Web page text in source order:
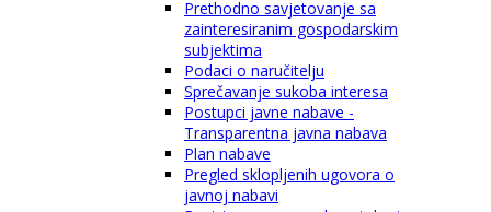
Prethodno savjetovanje sa
zainteresiranim gospodarskim
subjektima
Podaci o naručitelju
Sprečavanje sukoba interesa
Postupci javne nabave -
Transparentna javna nabava
Plan nabave
Pregled sklopljenih ugovora o
javnoj nabavi